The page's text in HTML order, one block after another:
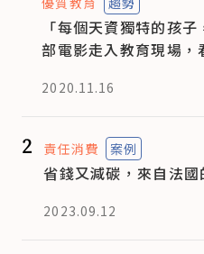
「每個天資獨特的孩
部電影走入教育現場，
2020.11.16
2 責任消費 案例
省錢又減碳，來自法國
2023.09.12